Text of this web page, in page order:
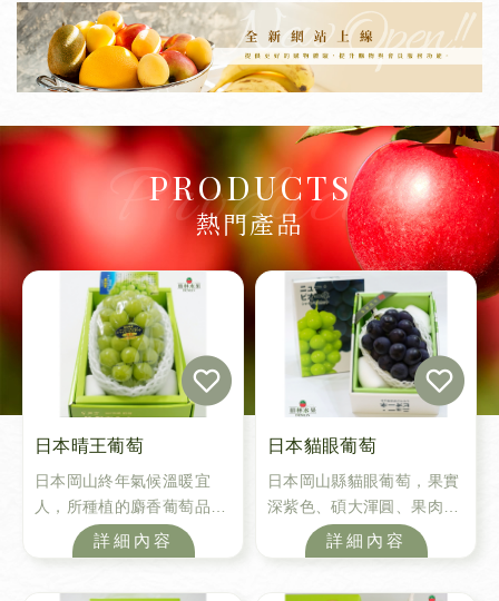
PRODUCTS
熱門產品
日本晴王葡萄
日本岡山終年氣候溫暖宜
人，所種植的麝香葡萄品質
更勝其他產地，而其中『晴
王』麝香葡萄更是麝香葡萄
詳細內容
日本貓眼葡萄
日本岡山縣貓眼葡萄，果實
深紫色、碩大渾圓、果肉無
籽、飽水扎實多汁且充滿彈
性，富含維生素及礦物質，
詳細內容